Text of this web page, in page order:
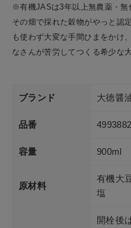
※有機JASは3年以上無農薬・無
その畑で採れた穀物がやっと認
も使わず大変な手間ひまをかけ
なさんが苦労してつくる希少な
ブランド 大徳醤
品番
容量 900ml
原材料
有機大
塩
開栓後